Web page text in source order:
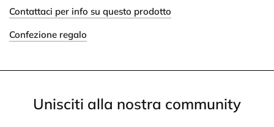
Contattaci per info su questo prodotto
Confezione regalo
Unisciti alla nostra community